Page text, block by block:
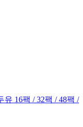
16팩 / 32팩 / 48팩 /